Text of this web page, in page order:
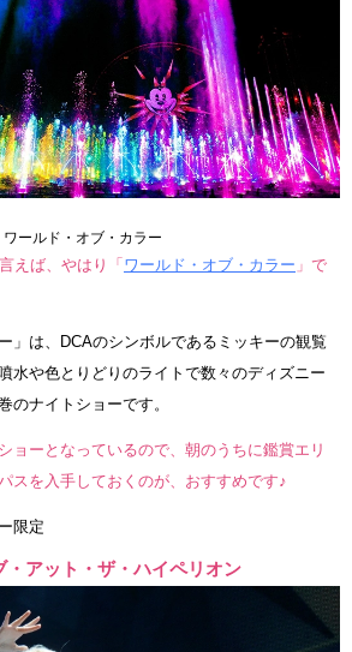
ワールド・オブ・カラー
えば、やはり「 ワールド・オブ・カラー 」で
」は、DCAのシンボルであるミッキーの観覧
水や色とりどりのライトで数々のディズニー
のナイトショーです。
ョーとなっているので、朝のうちに鑑賞エリ
スを入手しておくのが、おすすめです♪
限定
アット・ザ・ハイペリオン